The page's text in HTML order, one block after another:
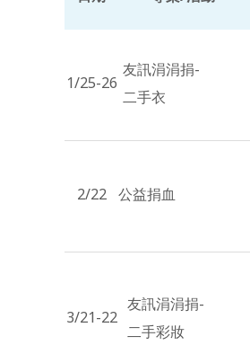
1/25-26
友訊涓涓捐-
二手衣
2/22 公益捐血
3/21-22
友訊涓涓捐-
二手彩妝